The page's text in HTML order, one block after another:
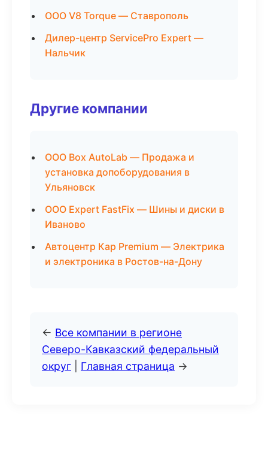
ООО V8 Torque — Ставрополь
Дилер-центр ServicePro Expert —
Нальчик
Другие компании
ООО Box AutoLab — Продажа и
установка допоборудования в
Ульяновск
ООО Expert FastFix — Шины и диски в
Иваново
Автоцентр Кар Premium — Электрика
и электроника в Ростов-на-Дону
← Все компании в регионе
Северо-Кавказский федеральный
округ
Главная страница →